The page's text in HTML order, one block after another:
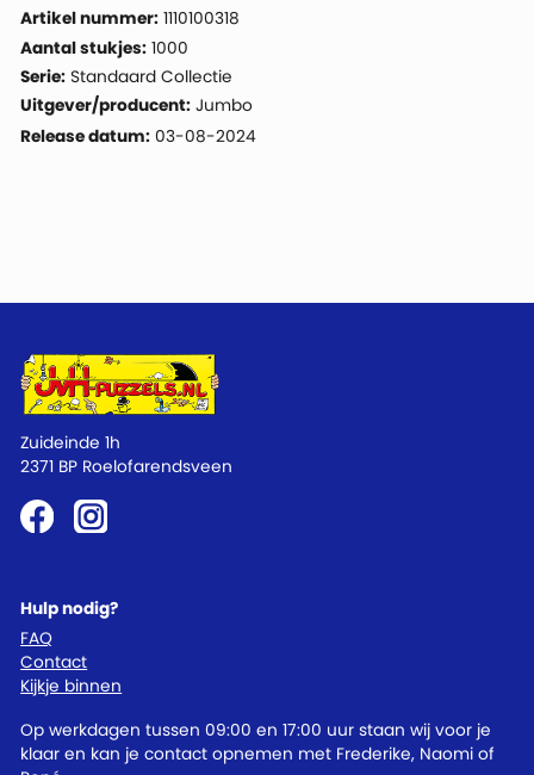
Artikel nummer: 1110100318
Aantal stukjes: 1000
Serie: Standaard Collectie
Uitgever/producent: Jumbo
Release datum: 03-08-2024
Hulp nodig?
FAQ
Contact
Kijkje binnen
Op werkdagen tussen 09:00 en 17:00 uur staan wij voor je
klaar en kan je contact opnemen met Frederike, Naomi of
Zuideinde 1h
2371 BP Roelofarendsveen